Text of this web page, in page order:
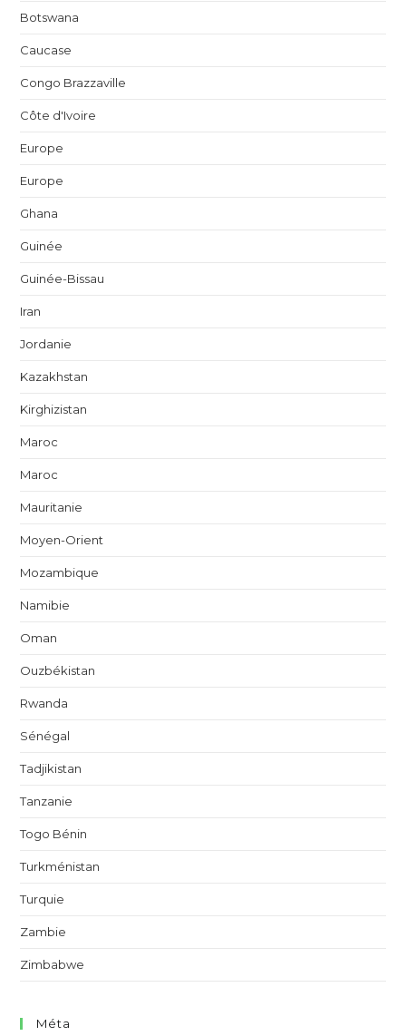
Botswana
Caucase
Congo Brazzaville
Côte d'Ivoire
Europe
Europe
Ghana
Guinée
Guinée-Bissau
Iran
Jordanie
Kazakhstan
Kirghizistan
Maroc
Maroc
Mauritanie
Moyen-Orient
Mozambique
Namibie
Oman
Ouzbékistan
Rwanda
Sénégal
Tadjikistan
Tanzanie
Togo Bénin
Turkménistan
Turquie
Zambie
Zimbabwe
Méta